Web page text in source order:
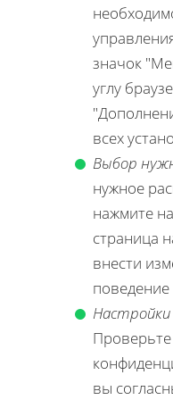
значок
углу
всех
Выбор
нужное
нажмите
страница
внести
Проверьте
вы